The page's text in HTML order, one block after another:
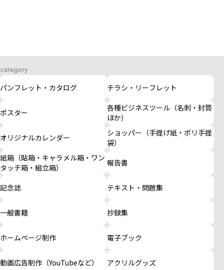
category
パンフレット・カタログ
チラシ・リーフレット
ポスター
各種ビジネスツール（名刺・封筒
ほか）
オリジナルカレンダー
ショッパー（手提げ紙・ポリ手提
袋）
紙箱（貼箱・キャラメル箱・ワン
タッチ箱・組立箱）
報告書
記念誌 テキスト・問題集
一般書籍 抄録集
ホームページ制作 電子ブック
動画広告制作（YouTubeなど） アクリルグッズ